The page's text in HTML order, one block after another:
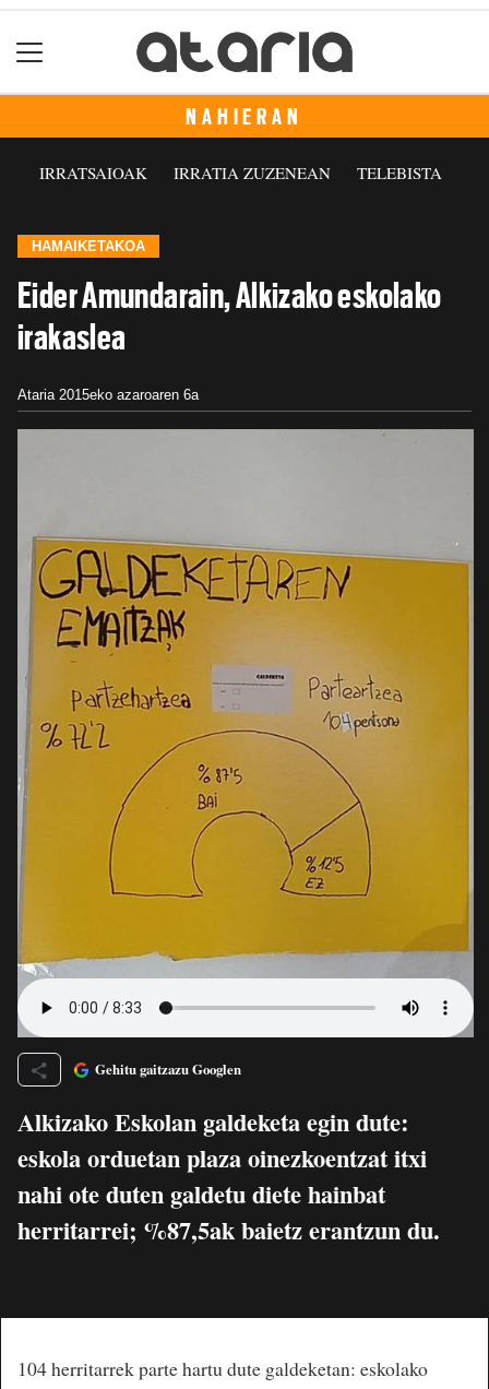
NAHIERAN
IRRATSAIOAK IRRATIA ZUZENEAN TELEBISTA
HAMAIKETAKOA
Eider Amundarain, Alkizako eskolako
irakaslea
Ataria 2015eko azaroaren 6a
Gehitu gaitzazu Googlen
Alkizako Eskolan galdeketa egin dute:
eskola orduetan plaza oinezkoentzat itxi
nahi ote duten galdetu diete hainbat
herritarrei; %87,5ak baietz erantzun du.
104 herritarrek parte hartu dute galdeketan: eskolako